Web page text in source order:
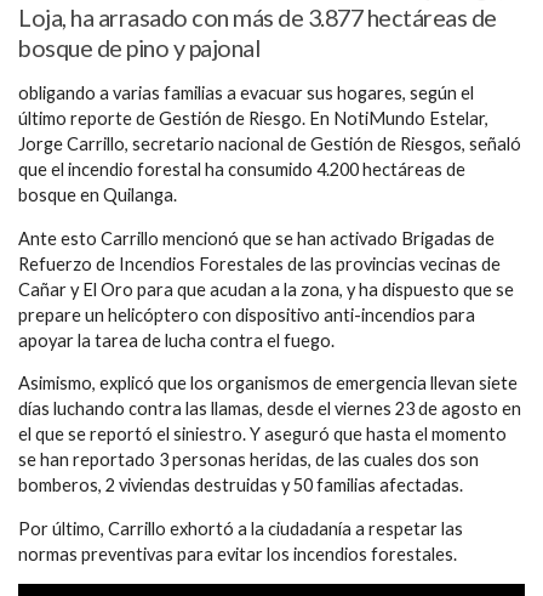
Loja, ha arrasado con más de 3.877 hectáreas de
bosque de pino y pajonal
obligando a varias familias a evacuar sus hogares, según el
último reporte de Gestión de Riesgo. En NotiMundo Estelar,
Jorge Carrillo, secretario nacional de Gestión de Riesgos, señaló
que el incendio forestal ha consumido 4.200 hectáreas de
bosque en Quilanga.
Ante esto Carrillo mencionó que se han activado Brigadas de
Refuerzo de Incendios Forestales de las provincias vecinas de
Cañar y El Oro para que acudan a la zona, y ha dispuesto que se
prepare un helicóptero con dispositivo anti-incendios para
apoyar la tarea de lucha contra el fuego.
Asimismo, explicó que los organismos de emergencia llevan siete
días luchando contra las llamas, desde el viernes 23 de agosto en
el que se reportó el siniestro. Y aseguró que hasta el momento
se han reportado 3 personas heridas, de las cuales dos son
bomberos, 2 viviendas destruidas y 50 familias afectadas.
Por último, Carrillo exhortó a la ciudadanía a respetar las
normas preventivas para evitar los incendios forestales.